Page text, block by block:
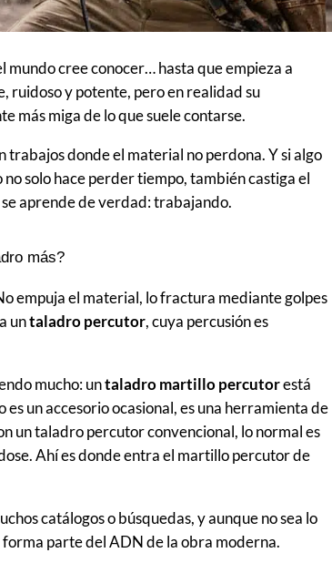
mundo cree conocer… hasta que empieza a
ruidoso y potente, pero en realidad su
más miga de lo que suele contarse.
trabajos donde el material no perdona. Y si algo
solo hace perder tiempo, también castiga el
aprende de verdad: trabajando.
más?
empuja el material, lo fractura mediante golpes
untaladro percutor, cuya percusión es
mucho: untaladro martillo percutorestá
un accesorio ocasional, es una herramienta de
un taladro percutor convencional, lo normal es
Ahí es donde entra el martillo percutor de
catálogos o búsquedas, y aunque no sea lo
parte del ADN de la obra moderna.